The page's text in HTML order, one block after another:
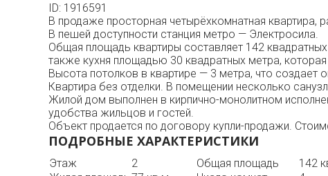
ID: 1916591
В продаже просторная четырёхкомнатная
В пешей доступности станция метро — Электросила.
Общая площадь квартиры составляет 142
также кухня площадью 30 квадратных метра,
Высота потолков в квартире — 3 метра, что
Квартира без отделки. В помещении несколько
Жилой дом выполнен в кирпично-монолитном
удобства жильцов и гостей.
Объект продается по договору купли-продажи.
ПОДРОБНЫЕ ХАРАКТЕРИСТИКИ
Этаж 2 Общая площадь
142